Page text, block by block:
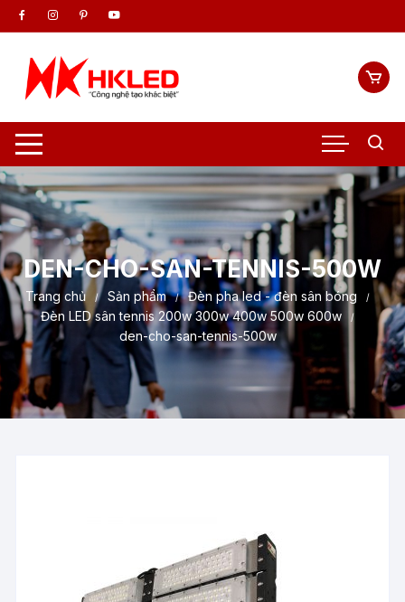
Chuyển
tới
dung
DEN-CHO-SAN-TENNIS-500W
Trang chủ Sản phẩm
Đèn pha led - đèn sân bóng
Đèn LED sân tennis 200w 300w 400w 500w 600w
den-cho-san-tennis-500w